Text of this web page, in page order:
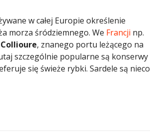
w całej Europie określenie
morza śródziemnego. We Francji np.
, znanego portu leżącego na
szczególnie popularne są konserwy
się świeże rybki. Sardele są nieco